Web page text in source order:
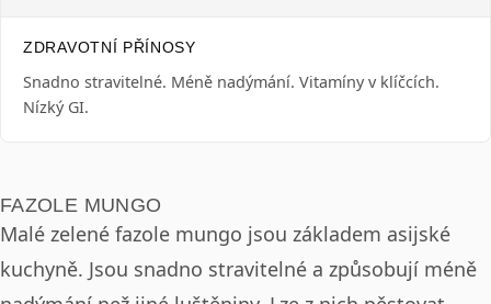
ZDRAVOTNÍ PŘÍNOSY
Snadno stravitelné. Méně nadýmání. Vitamíny v klíčcích.
Nízký GI.
FAZOLE MUNGO
Malé zelené fazole mungo jsou základem asijské
kuchyně. Jsou snadno stravitelné a způsobují méně